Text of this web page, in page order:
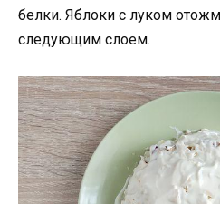
белки. Яблоки с луком
следующим слоем.